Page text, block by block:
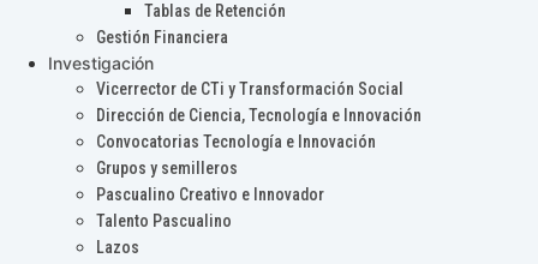
Tablas de Retención
Gestión Financiera
Investigación
Vicerrector de CTi y Transformación Social
Dirección de Ciencia, Tecnología e Innovación
Convocatorias Tecnología e Innovación
Grupos y semilleros
Pascualino Creativo e Innovador
Talento Pascualino
Lazos